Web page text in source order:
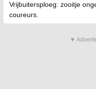
Vrijbuitersploeg: zooitje
coureurs.
▼